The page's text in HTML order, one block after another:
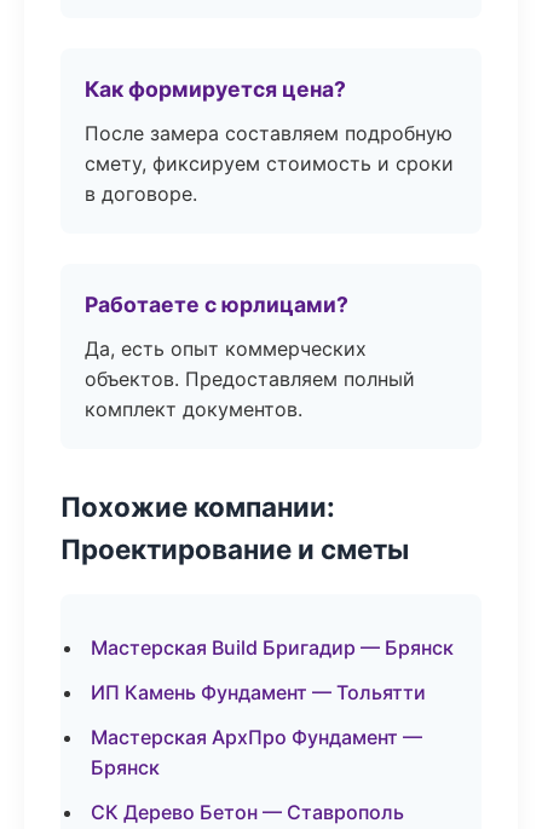
Как формируется цена?
После замера составляем подробную
смету, фиксируем стоимость и сроки
в договоре.
Работаете с юрлицами?
Да, есть опыт коммерческих
объектов. Предоставляем полный
комплект документов.
Похожие компании:
Проектирование и сметы
Мастерская Build Бригадир — Брянск
ИП Камень Фундамент — Тольятти
Мастерская АрхПро Фундамент —
Брянск
СК Дерево Бетон — Ставрополь